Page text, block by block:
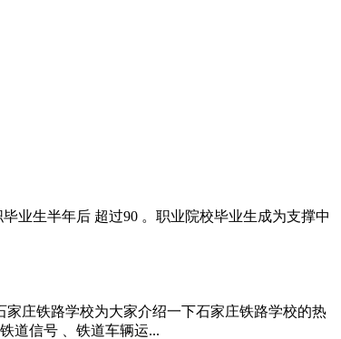
业生半年后 超过90 。职业院校毕业生成为支撑中
庄铁路学校为大家介绍一下石家庄铁路学校的热
道信号 、铁道车辆运...